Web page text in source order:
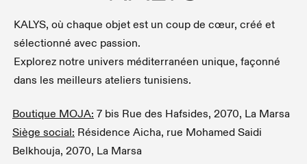
KALYS, où chaque objet est un coup de cœur, créé et
sélectionné avec passion.
Explorez notre univers méditerranéen unique, façonné
dans les meilleurs ateliers tunisiens.
Boutique MOJA: 7 bis Rue des Hafsides, 2070, La Marsa
Siège social: Résidence Aicha, rue Mohamed Saidi
Belkhouja, 2070, La Marsa